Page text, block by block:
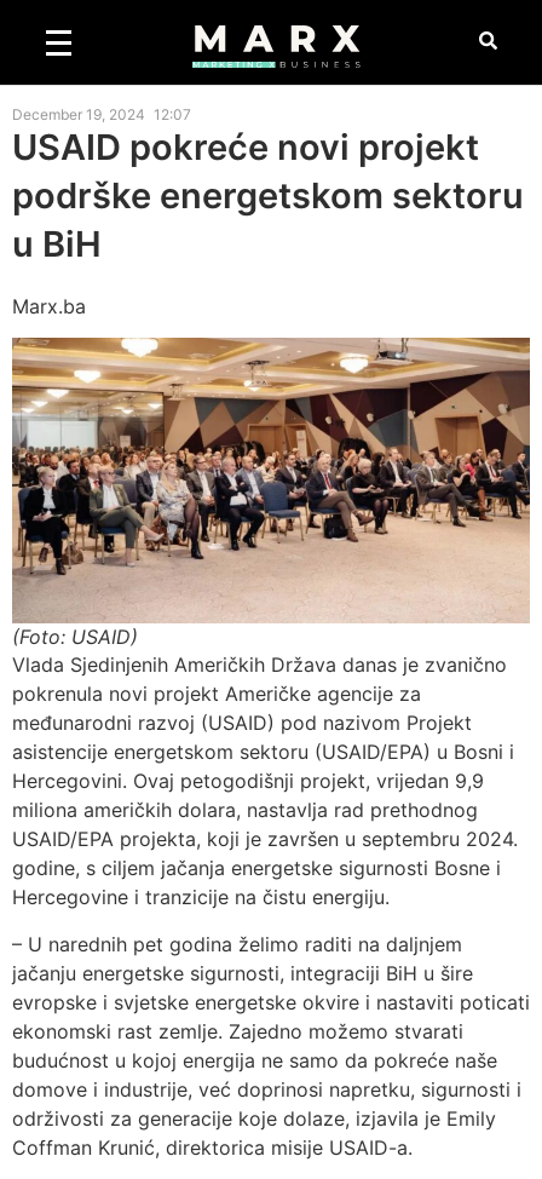
December 19, 2024 12:07
USAID pokreće novi projekt
podrške energetskom sektoru
u BiH
Marx.ba
(Foto: USAID)
Vlada Sjedinjenih Američkih Država danas je zvanično
pokrenula novi projekt Američke agencije za
međunarodni razvoj (USAID) pod nazivom Projekt
asistencije energetskom sektoru (USAID/EPA) u Bosni i
Hercegovini. Ovaj petogodišnji projekt, vrijedan 9,9
miliona američkih dolara, nastavlja rad prethodnog
USAID/EPA projekta, koji je završen u septembru 2024.
godine, s ciljem jačanja energetske sigurnosti Bosne i
Hercegovine i tranzicije na čistu energiju.
– U narednih pet godina želimo raditi na daljnjem
jačanju energetske sigurnosti, integraciji BiH u šire
evropske i svjetske energetske okvire i nastaviti poticati
ekonomski rast zemlje. Zajedno možemo stvarati
budućnost u kojoj energija ne samo da pokreće naše
domove i industrije, već doprinosi napretku, sigurnosti i
održivosti za generacije koje dolaze, izjavila je Emily
Coffman Krunić, direktorica misije USAID-a.